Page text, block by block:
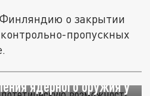
о закрытии
пропускных
ядерного оружия у